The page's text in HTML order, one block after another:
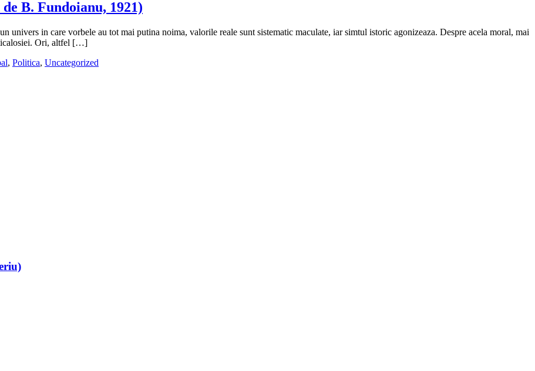
B. Fundoianu, 1921)
univers in care vorbele au tot mai putina noima, valorile reale sunt sistematic maculate, iar simtul istoric agonizeaza. Despre acela moral, mai
ticalosiei. Ori, altfel […]
, Politica, Uncategorized